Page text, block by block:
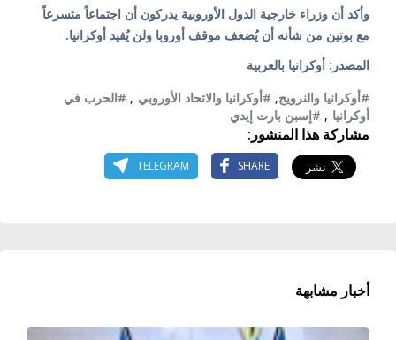
وأكد أن وزراء خارجية الدول الأوروبية يدركون أن اجتماعاً متسرعاً
مع بوتين من شأنه أن يُضعف موقف أوروبا ولن يُفيد أوكرانيا.
المصدر: أوكرانيا بالعربية
#أوكرانيا والنرويج, #أوكرانيا والاتحاد الأوروبي , #الحرب في
أوكرانيا , #إسبن بارت إيدي
مشاركة هذا المنشور:
SHARE
TELEGRAM
أخبار مشابهة